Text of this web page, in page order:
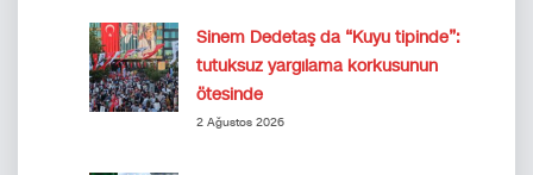
Sinem Dedetaş da “Kuyu tipinde”:
tutuksuz yargılama korkusunun
ötesinde
2 Ağustos 2026